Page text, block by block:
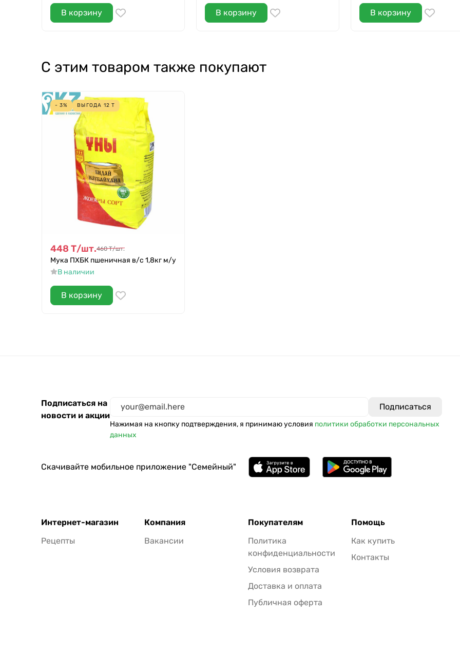
В корзину В корзину В корзину
С этим товаром также покупают
- 3% ВЫГОДА 12 Т
448 Т/шт.460 Т/шт.
Мука ПХБК пшеничная в/с 1,8кг м/у
В наличии
В корзину
Подписаться на
новости и акции
Нажимая на кнопку подтверждения, я принимаю условия политики обработки персональных
данных
Скачивайте мобильное приложение "Семейный"
Интернет-магазин
Рецепты
Компания
Вакансии
Покупателям
Политика
конфиденциальности
Условия возврата
Доставка и оплата
Публичная оферта
Помощь
Как купить
Контакты